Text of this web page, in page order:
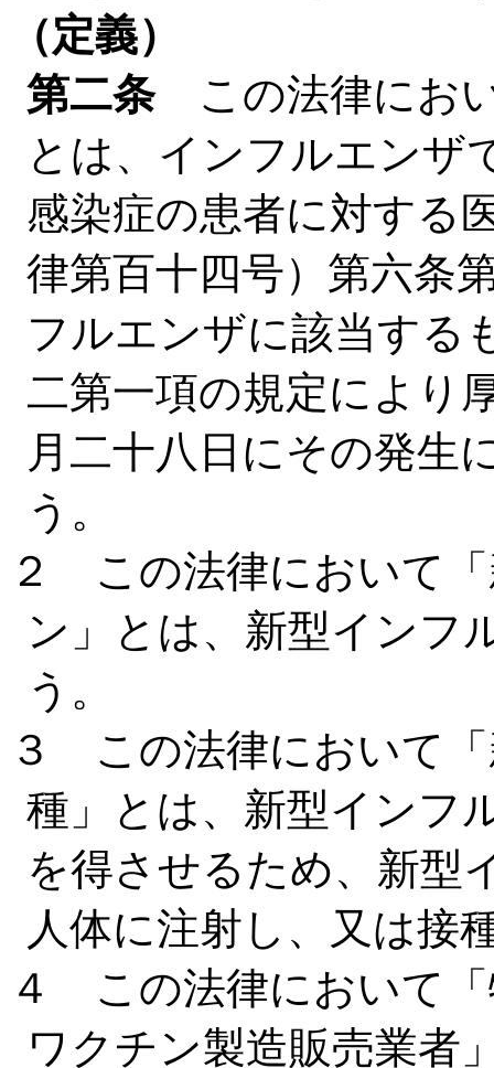
（定義）
第二条この法律にお
とは、インフルエンザ
感染症の患者に対する
律第百十四号）第六条
フルエンザに該当する
二第一項の規定により
月二十八日にその発生
う。
２ この法律において
ン」とは、新型インフ
う。
３ この法律において
種」とは、新型インフ
を得させるため、新型
人体に注射し、又は接
４ この法律において
ワクチン製造販売業者